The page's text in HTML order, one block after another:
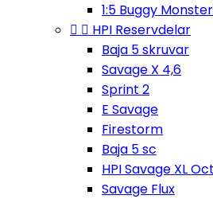
1:5 Buggy
  HPI Reservdelar
Baja 5 skruvar
Savage X 4,6
Sprint 2
E Savage
Firestorm
Baja 5 sc
HPI Savage XL
Savage Flux